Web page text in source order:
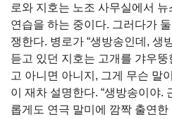
로와 지호는 노조 사무실에서
연습을 하는 중이다. 그러다가
쟁한다. 병로가 “생방송인데, 생
듣고 있던 지호는 고개를 갸우뚱
고 아니면 아니지, 그게 무슨 말
이 재차 설명한다. “생방송이야.
롭게도 연극 말미에 깜짝 출연